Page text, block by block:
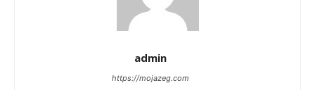
admin
https://mojazeg.com